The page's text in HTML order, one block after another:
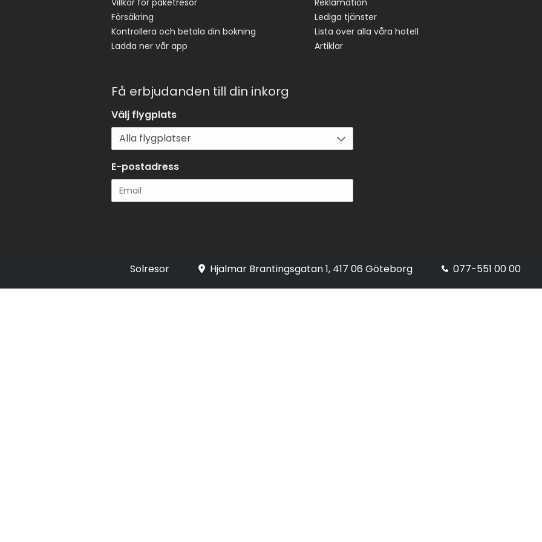
Villkor för paketresor
Försäkring
Kontrollera och betala din bokning
Ladda ner vår app
Reklamation
Lediga tjänster
Lista över alla våra hotell
Artiklar
Få erbjudanden till din inkorg
Välj flygplats
E-postadress
Solresor Hjalmar Brantingsgatan 1, 417 06 Göteborg 077-551 00 00